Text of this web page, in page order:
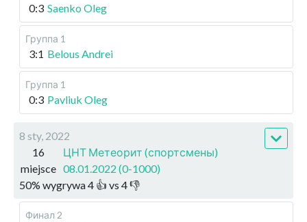
0:3 Saenko Oleg
Группа 1
3:1 Belous Andrei
Группа 1
0:3 Pavliuk Oleg
8 sty, 2022
16
miejsce
ЦНТ Метеорит (спортсмены)
08.01.2022 (0-1000)
50% wygrywa4 👍 vs 4👎
Финал 2